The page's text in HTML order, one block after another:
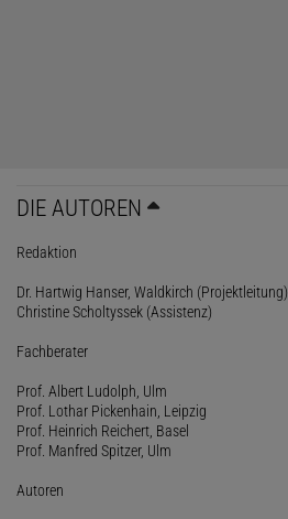
DIE AUTOREN
Redaktion
Dr. Hartwig Hanser, Waldkirch (Projektleitung)
Christine Scholtyssek (Assistenz)
Fachberater
Prof. Albert Ludolph, Ulm
Prof. Lothar Pickenhain, Leipzig
Prof. Heinrich Reichert, Basel
Prof. Manfred Spitzer, Ulm
Autoren